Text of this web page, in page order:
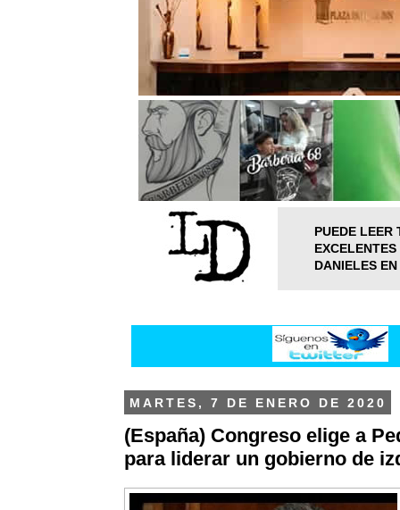
PUEDE LEER
DANIELES
MARTES, 7 DE ENERO DE 2020
(España) Congreso elige a
para liderar un gobierno de